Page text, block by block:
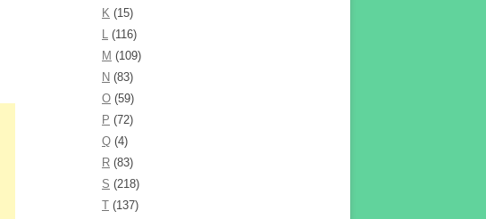
K (15)
L (116)
M (109)
N (83)
O (59)
P (72)
Q (4)
R (83)
S (218)
T (137)